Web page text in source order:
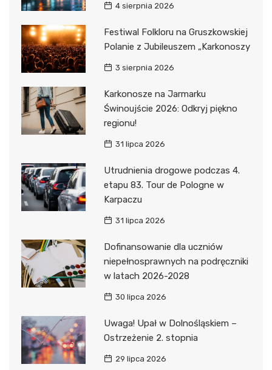
4 sierpnia 2026
Festiwal Folkloru na Gruszkowskiej
Polanie z Jubileuszem „Karkonoszy
3 sierpnia 2026
Karkonosze na Jarmarku
Świnoujście 2026: Odkryj piękno
regionu!
31 lipca 2026
Utrudnienia drogowe podczas 4.
etapu 83. Tour de Pologne w
Karpaczu
31 lipca 2026
Dofinansowanie dla uczniów
niepełnosprawnych na podręczniki
w latach 2026-2028
30 lipca 2026
Uwaga! Upał w Dolnośląskiem –
Ostrzeżenie 2. stopnia
29 lipca 2026